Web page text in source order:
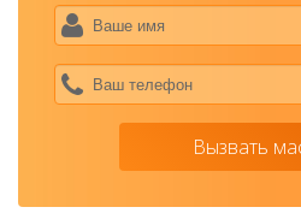
Вызвать